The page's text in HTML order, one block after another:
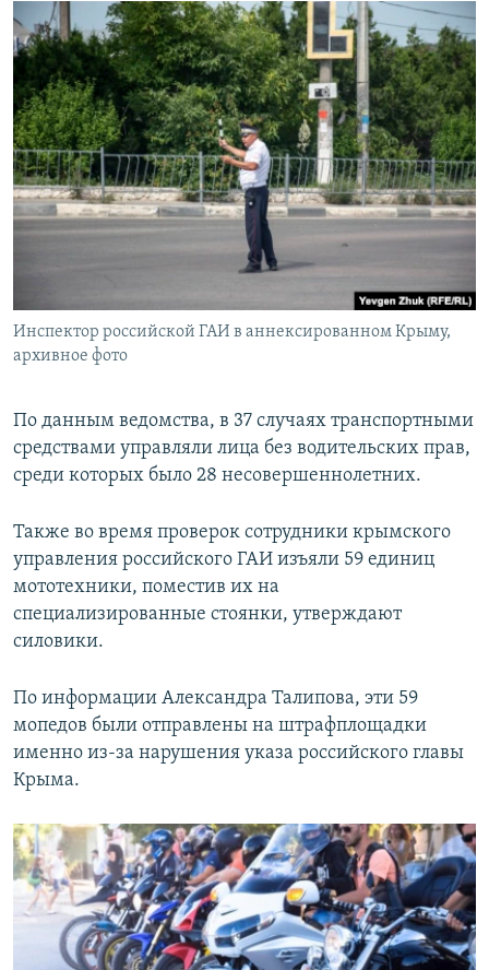
Инспектор российской ГАИ в аннексированном Крыму,
архивное фото
По данным ведомства, в 37 случаях транспортными
средствами управляли лица без водительских прав,
среди которых было 28 несовершеннолетних.
Также во время проверок сотрудники крымского
управления российского ГАИ изъяли 59 единиц
мототехники, поместив их на
специализированные стоянки, утверждают
силовики.
По информации Александра Талипова, эти 59
мопедов были отправлены на штрафплощадки
именно из-за нарушения указа российского главы
Крыма.